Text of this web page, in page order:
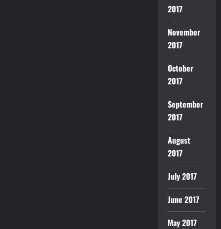
2017
November
2017
October
2017
September
2017
August
2017
July 2017
June 2017
May 2017